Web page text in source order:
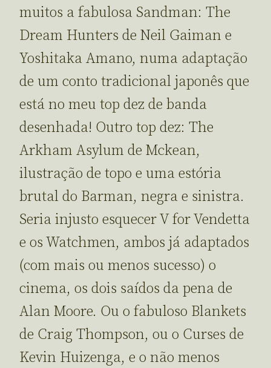
muitos a fabulosa Sandman: The
Dream Hunters de Neil Gaiman e
Yoshitaka Amano, numa adaptação
de um conto tradicional japonês que
está no meu top dez de banda
desenhada! Outro top dez: The
Arkham Asylum de Mckean,
ilustração de topo e uma estória
brutal do Barman, negra e sinistra.
Seria injusto esquecer V for Vendetta
e os Watchmen, ambos já adaptados
(com mais ou menos sucesso) o
cinema, os dois saídos da pena de
Alan Moore. Ou o fabuloso Blankets
de Craig Thompson, ou o Curses de
Kevin Huizenga, e o não menos